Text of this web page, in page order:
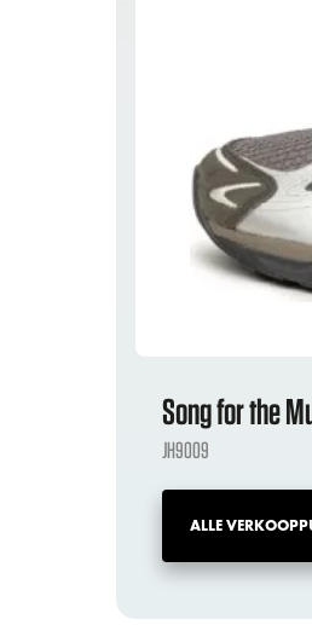
Song for the
JH9009
ALLE